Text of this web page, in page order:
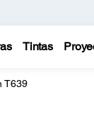
Tintas
T639